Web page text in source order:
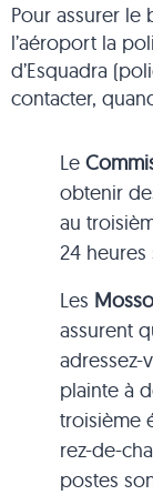
Pour assurer
l’aéroport la
d’Esquadra
contacter,
Le
obtenir
au
24 heures
Les
assurent
adressez-
plainte à
troisième
rez-de-
postes